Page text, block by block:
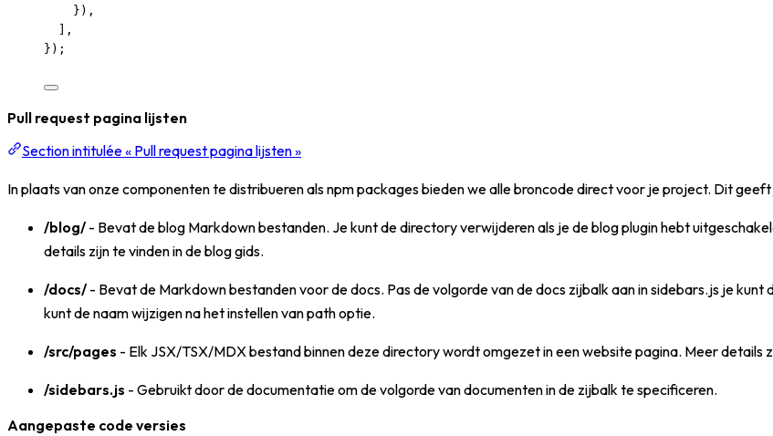
}),
],
});
Pull request pagina lijsten
Section intitulée « Pull request pagina lijsten »
In plaats van onze componenten te distribueren als npm packages bieden we alle broncode direct voor je project. Dit geeft
/blog/ - Bevat de blog Markdown bestanden. Je kunt de directory verwijderen als je de blog plugin hebt
details zijn te vinden in de blog gids.
/docs/ - Bevat de Markdown bestanden voor de docs. Pas de volgorde van de docs zijbalk aan in sidebars.js je
kunt de naam wijzigen na het instellen van path optie.
/src/pages - Elk JSX/TSX/MDX bestand binnen deze directory wordt omgezet in een website pagina. Meer details
/sidebars.js - Gebruikt door de documentatie om de volgorde van documenten in de zijbalk te specificeren.
Aangepaste code versies